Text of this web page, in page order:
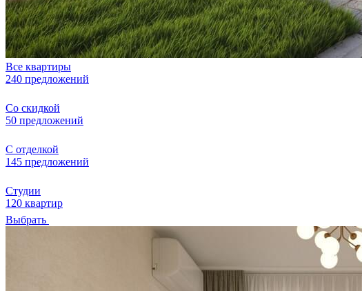
Все квартиры
240 предложений
Со скидкой
50 предложений
С отделкой
145 предложений
Студии
120 квартир
Выбрать